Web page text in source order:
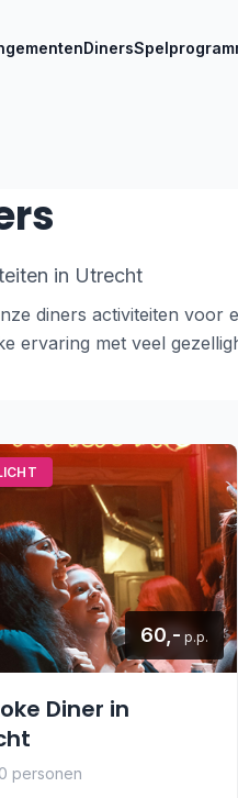
Diners
in Utrecht
diners activiteiten voor
ervaring met veel
60,- p.p.
Diner in
personen